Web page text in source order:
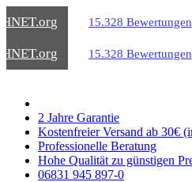
.org 15.328 Bewertungen
.org 15.328 Bewertungen
2 Jahre Garantie
Kostenfreier Versand ab 30€
Professionelle Beratung
Hohe Qualität zu günstigen
06831 945 897-0